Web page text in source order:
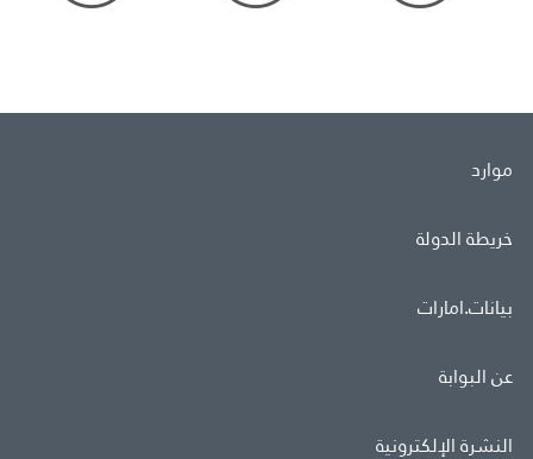
موارد
خريطة الدولة
بيانات.امارات
عن البوابة
النشرة الإلكترونية